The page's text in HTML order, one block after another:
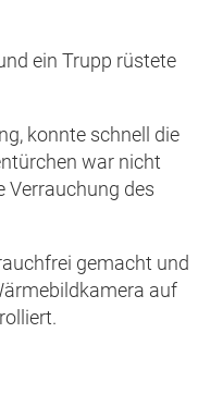
ein Trupp rüstete
konnte schnell die
war nicht
Verrauchung des
gemacht und
auf